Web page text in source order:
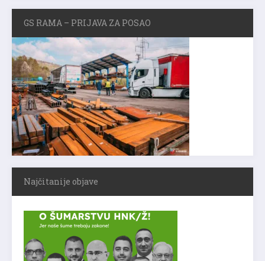
GS RAMA – PRIJAVA ZA POSAO
Najčitanije objave